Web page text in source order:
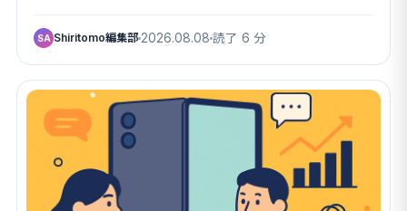
SA Shiritomo編集部 2026.08.08 読了 6 分